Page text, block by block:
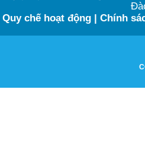
Quy chế hoạt động| Chính